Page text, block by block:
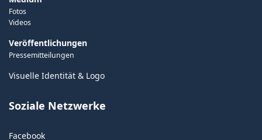
Fotos
Videos
Veröffentlichungen
Pressemitteilungen
Visuelle Identität & Logo
Soziale Netzwerke
Facebook